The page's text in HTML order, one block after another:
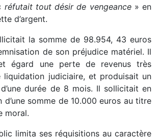
réfutait tout désir de vengeance» en
d’argent.
la somme de 98.954, 43 euros
de son préjudice matériel. Il
égard une perte de revenus très
liquidation judiciaire, et produisait un
durée de 8 mois. Il sollicitait en
d’une somme de 10.000 euros au titre
moral.
limita ses réquisitions au caractère